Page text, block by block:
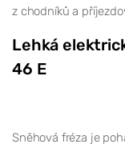
z chodníků a
Lehká
46 E
Sněhová fréza je